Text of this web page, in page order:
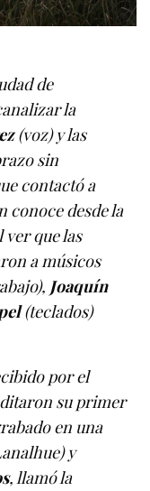
de
la
(voz) y las
sin
contactó a
conoce desde la
que las
a músicos
Joaquín
(teclados)
por el
su primer
en una
y
, llamó la